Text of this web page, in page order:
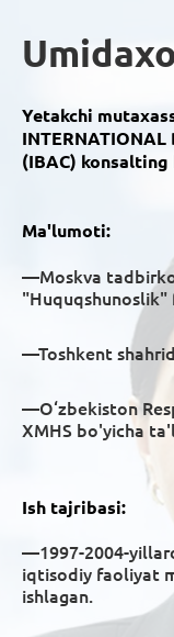
Yetakchi
INTERNATIONAL
(IBAC)
Ma'lumoti:
—Moskva
—Toshkent
—O‘zbekiston
XMHS bo'yicha
Ish tajribasi:
—1997-2004-
iqtisodiy faoliyat
ishlagan.